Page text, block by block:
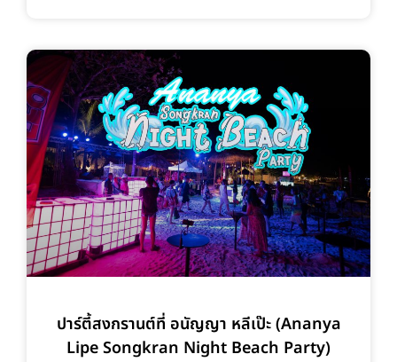
ปาร์ตี้สงกรานต์ที่ อนัญญา หลีเป๊ะ (Ananya
Lipe Songkran Night Beach Party)